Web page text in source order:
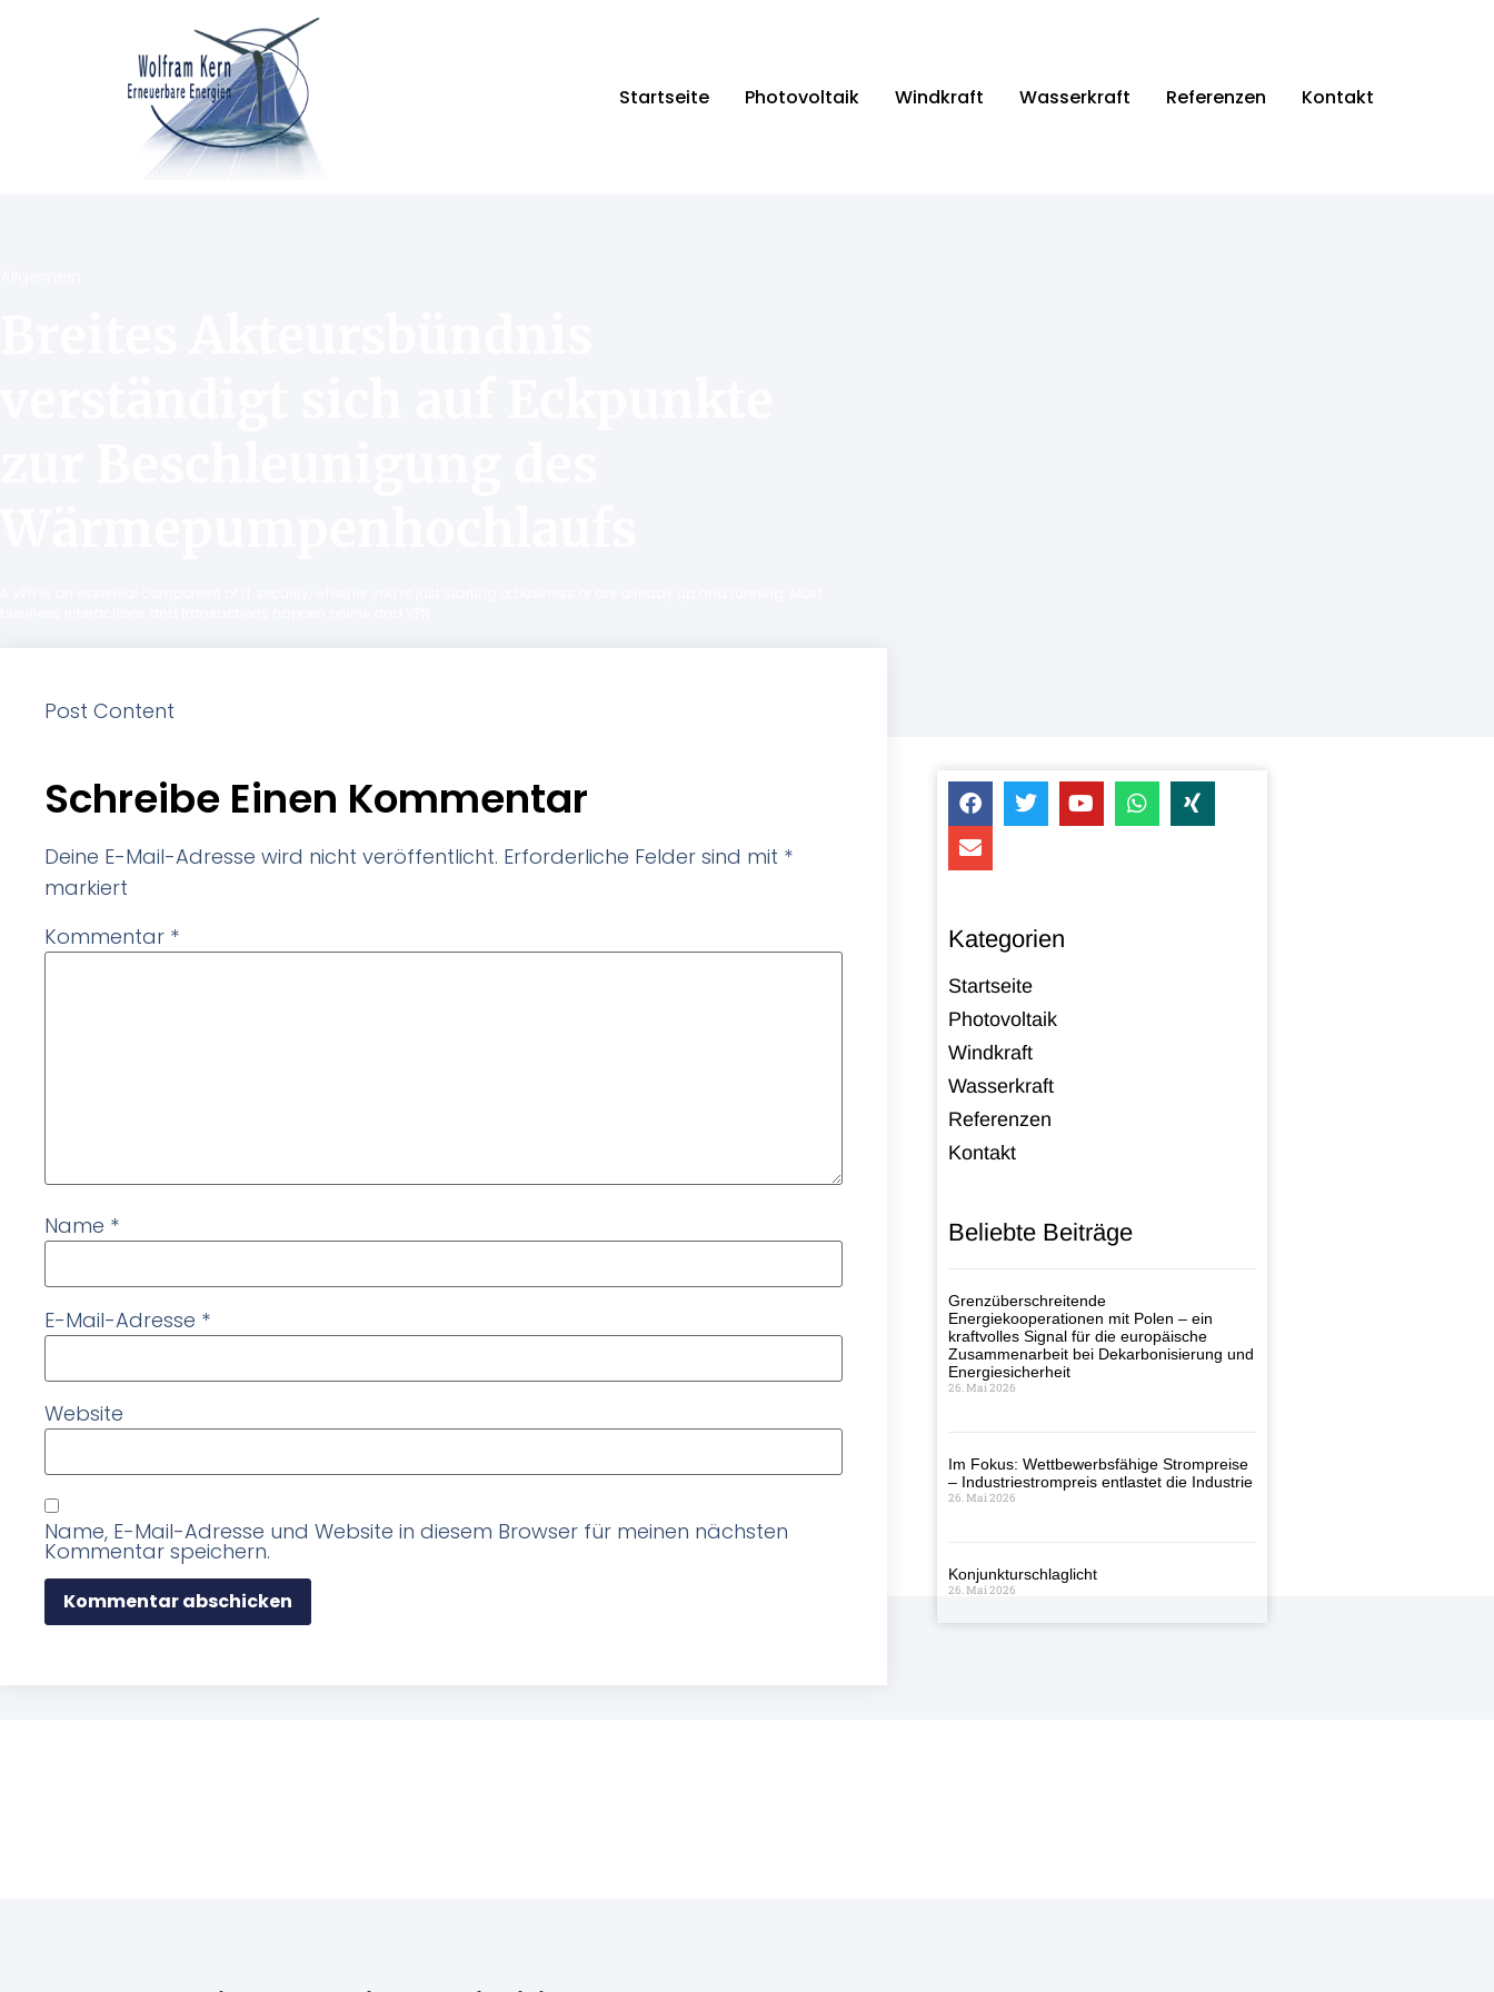
Startseite Photovoltaik Windkraft Wasserkraft Referenzen Kontakt
Post Content
Schreibe Einen Kommentar
Deine E-Mail-Adresse wird nicht veröffentlicht. Erforderliche Felder sind mit *
markiert
Kommentar *
Name *
E-Mail-Adresse *
Website
Name, E-Mail-Adresse und Website in diesem Browser für meinen nächsten
Kommentar speichern.
Kategorien
Startseite
Photovoltaik
Windkraft
Wasserkraft
Referenzen
Kontakt
Beliebte Beiträge
Grenzüberschreitende
Energiekooperationen mit Polen – ein
kraftvolles Signal für die europäische
Zusammenarbeit bei Dekarbonisierung und
Energiesicherheit
26. Mai 2026
Im Fokus: Wettbewerbsfähige Strompreise
– Industriestrompreis entlastet die Industrie
26. Mai 2026
Konjunkturschlaglicht
26. Mai 2026